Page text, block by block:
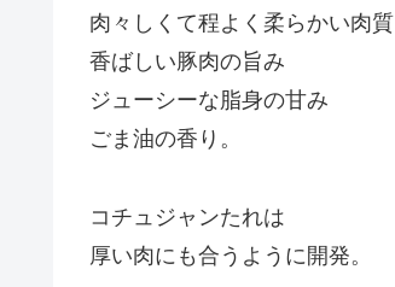
肉々しくて程よく柔らかい肉質
香ばしい豚肉の旨み
ジューシーな脂身の甘み
ごま油の香り。
コチュジャンたれは
厚い肉にも合うように開発。